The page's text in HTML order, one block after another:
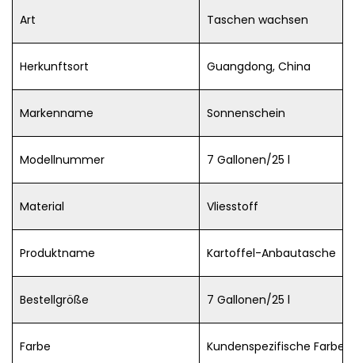
Art Taschen wachsen
Herkunftsort Guangdong, China
Markenname Sonnenschein
Modellnummer 7 Gallonen/25 l
Material Vliesstoff
Produktname Kartoffel-Anbautasche
Bestellgröße 7 Gallonen/25 l
Farbe Kundenspezifische Farbe